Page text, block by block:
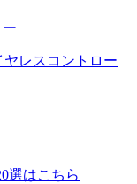
ヤレスコントロー
選はこちら